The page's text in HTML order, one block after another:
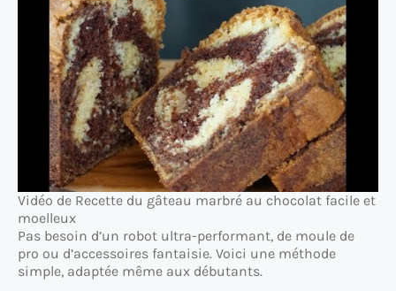
Vidéo de Recette du gâteau marbré au chocolat facile et
moelleux
Pas besoin d’un robot ultra-performant, de moule de
pro ou d’accessoires fantaisie. Voici une méthode
simple, adaptée même aux débutants.